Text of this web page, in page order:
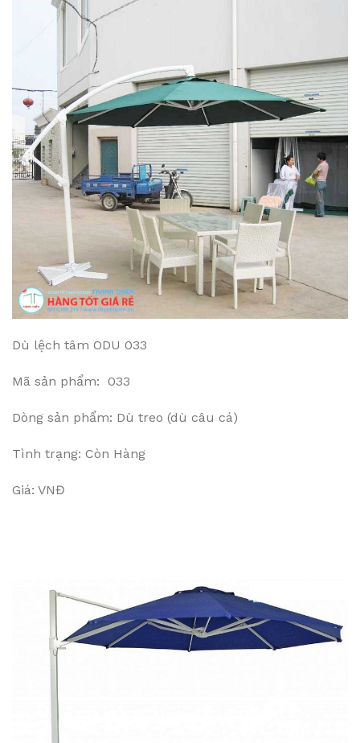
Dù lệch tâm ODU 033
Mã sản phẩm: 033
Dòng sản phẩm: Dù treo (dù câu cá)
Tình trạng: Còn Hàng
Giá: VNĐ